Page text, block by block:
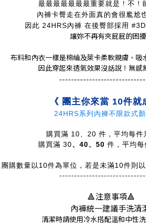
最最最最最最最重要就是 ! 不 !
內褲卡臀走在外面真的會很尷尬
因此 24HRS內褲 在後臀部採用
讓妳不再有夾屁屁的困
布料和內衣一樣是棉綸及萊卡柔軟親膚、吸
因此穿起來透氣效果沒話說！無感
《 團主你來當 10件就
24HRS系列內褲不限款式
購買滿 10、20 件，平均每件
購買滿 30、40、50 件，平均
購數量以10件為單位，若是未滿10件則
🔺注意事項🔺
內褲統一建議手洗清
清潔時請使用冷水搭配溫和中性